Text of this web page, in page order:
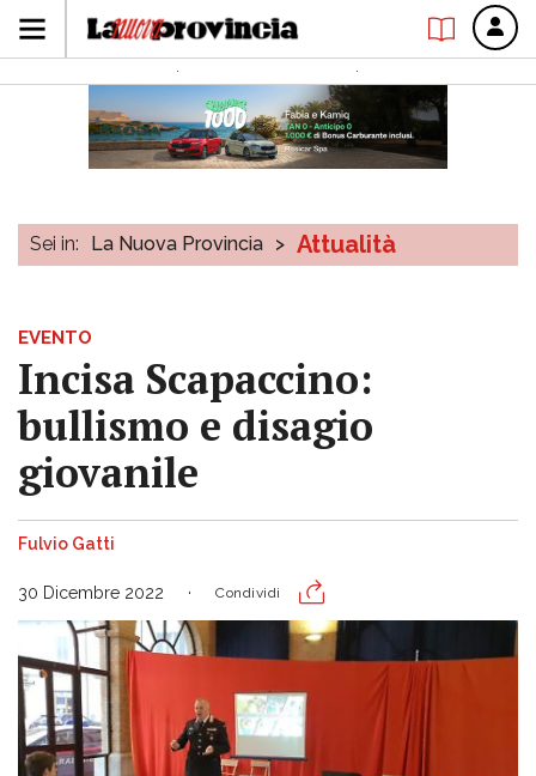
Sei in: La Nuova Provincia > Attualità
EVENTO
Incisa Scapaccino:
bullismo e disagio
giovanile
Fulvio Gatti
30 Dicembre 2022 Condividi